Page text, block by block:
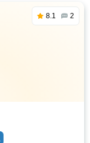
8.1 2